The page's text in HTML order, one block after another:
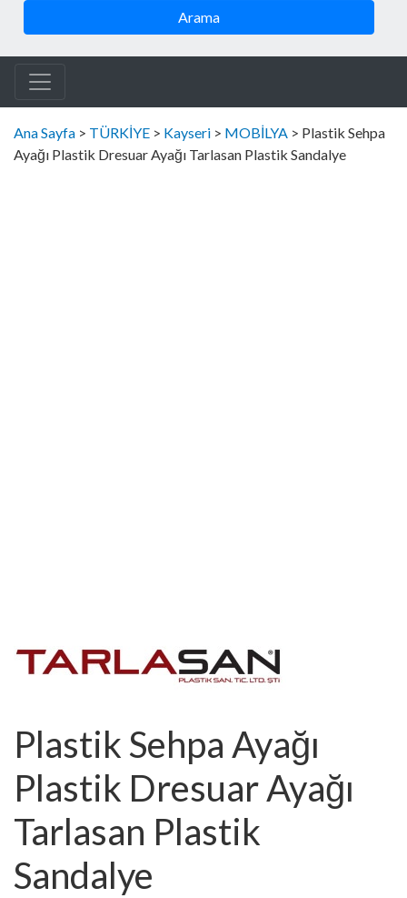
Arama
Ana Sayfa > TÜRKİYE > Kayseri > MOBİLYA > Plastik Sehpa
Ayağı Plastik Dresuar Ayağı Tarlasan Plastik Sandalye
Plastik Sehpa Ayağı
Plastik Dresuar Ayağı
Tarlasan Plastik
Sandalye